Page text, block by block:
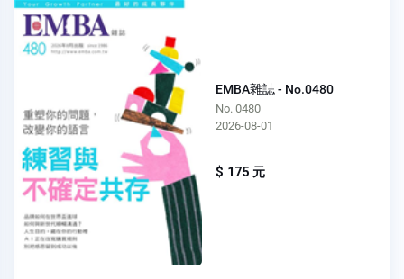
EMBA雜誌 - No.0480
No. 0480
2026-08-01
$ 175 元